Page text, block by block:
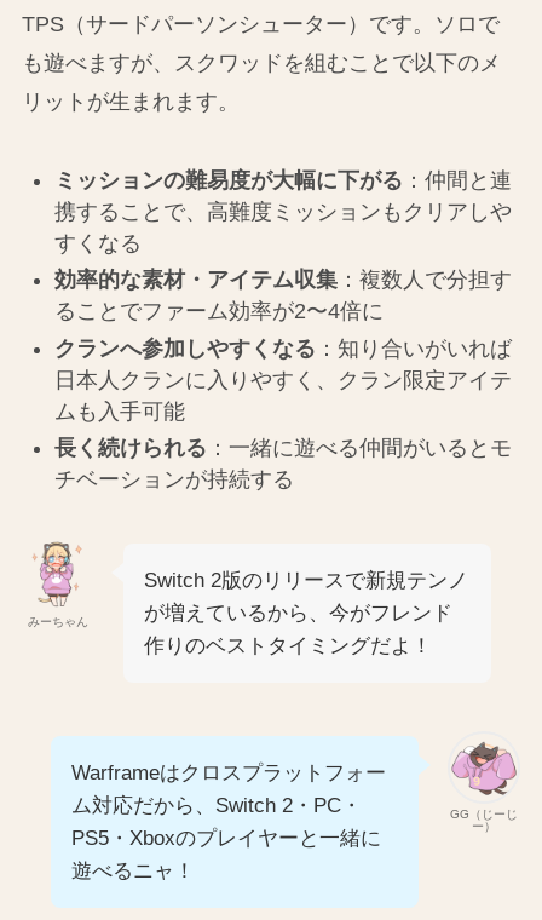
TPS（サードパーソンシューター）です。ソロで
も遊べますが、スクワッドを組むことで以下のメ
リットが生まれます。
ミッションの難易度が大幅に下がる ：仲間と連
携することで、高難度ミッションもクリアしや
すくなる
効率的な素材・アイテム収集：複数人で分担す
ることでファーム効率が2〜4倍に
クランへ参加しやすくなる ：知り合いがいれば
日本人クランに入りやすく、クラン限定アイテ
ムも入手可能
長く続けられる ：一緒に遊べる仲間がいるとモ
チベーションが持続する
みーちゃん
Switch 2版のリリースで新規テンノ
が増えているから、今がフレンド
作りのベストタイミングだよ！
GG（じーじ
ー）
Warframeはクロスプラットフォー
ム対応だから、Switch 2・PC・
PS5・Xboxのプレイヤーと一緒に
遊べるニャ！